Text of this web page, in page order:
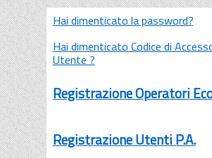
Hai dimenticato la password?
Hai dimenticato Codice di
Utente ?
Registrazione Operatori
Registrazione Utenti P.A.